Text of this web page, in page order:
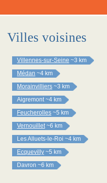
Villes voisines
Villennes-sur-Seine ~3 km
Médan ~4 km
Morainvilliers ~3 km
Aigremont ~4 km
Feucherolles ~5 km
Vernouillet ~6 km
Les Alluets-le-Roi ~4 km
Ecquevilly ~5 km
Davron ~6 km